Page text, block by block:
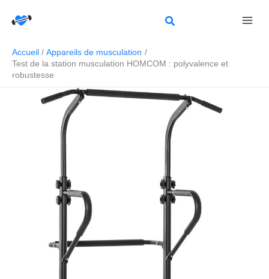
Accueil
Appareils de musculation
Test de la station musculation HOMCOM : polyvalence et
robustesse